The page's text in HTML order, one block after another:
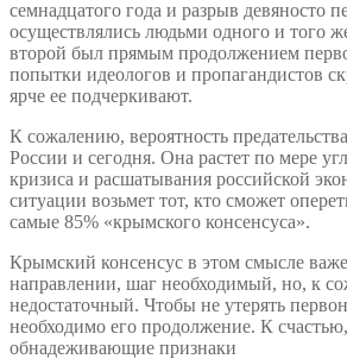
семнадцатого года и разрыв девяносто
осуществлялись людьми одного и того
второй был прямым продолжением
попытки идеологов и пропагандистов
ярче ее подчеркивают.
К сожалению, вероятность
России и сегодня. Она растет по мере
кризиса и расшатывания российской
ситуации возьмет тот, кто сможет
самые 85% «крымского консенсуса».
Крымский консенсус в этом смысле
направлении, шаг необходимый, но, к
недостаточный. Чтобы не утерять
необходимо его продолжение. К
обнадеживающие признаки